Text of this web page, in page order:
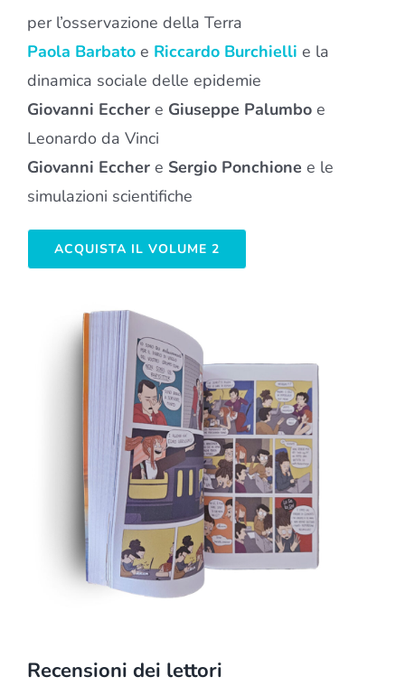
per l’osservazione della Terra
Paola Barbatoe Riccardo Burchielli e la
dinamica sociale delle epidemie
Giovanni Ecchere Giuseppe Palumboe
Leonardo da Vinci
Giovanni Ecchere Sergio Ponchione e le
simulazioni scientifiche
ACQUISTA IL VOLUME 2
Recensioni dei lettori